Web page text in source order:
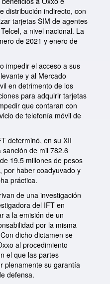
7 8 9
…
distribución indirecto, con
tarjetas SIM de agentes
a nivel nacional. La
de 2021 y enero de
impedir el acceso a sus
y al Mercado
en detrimento de los
para adquirir tarjetas
que contaran con
de telefonía móvil de
determinó, en su XII
de mil 782.6
19.5 millones de pesos
por haber coadyuvado y
práctica.
de una investigación
del IFT en
a la emisión de un
por la misma
dicho dictamen se
al procedimiento
el que las partes
plenamente su garantía
defensa.